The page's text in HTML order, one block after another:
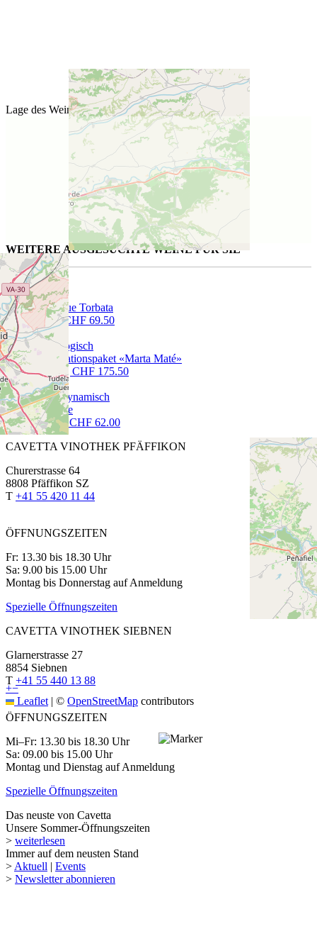
Lage des Weinguts
+−
Leaflet | © OpenStreetMap contributors
WEITERE AUSGESUCHTE WEINE FÜR SIE
Terreblue Torbata
70 cl | CHF 69.50
Degustationspaket «Marta Maté»
6x75cl | CHF 175.50
Sancerre
150 cl | CHF 62.00
CAVETTA VINOTHEK PFÄFFIKON
Churerstrasse 64
8808 Pfäffikon SZ
T +41 55 420 11 44
ÖFFNUNGSZEITEN
Fr: 13.30 bis 18.30 Uhr
Sa: 9.00 bis 15.00 Uhr
Montag bis Donnerstag auf Anmeldung
Spezielle Öffnungszeiten
CAVETTA VINOTHEK SIEBNEN
Glarnerstrasse 27
8854 Siebnen
T +41 55 440 13 88
ÖFFNUNGSZEITEN
Mi–Fr: 13.30 bis 18.30 Uhr
Sa: 09.00 bis 15.00 Uhr
Montag und Dienstag auf Anmeldung
Spezielle Öffnungszeiten
Das neuste von Cavetta
Unsere Sommer-Öffnungszeiten
> weiterlesen
Immer auf dem neusten Stand
> Aktuell | Events
> Newsletter abonnieren